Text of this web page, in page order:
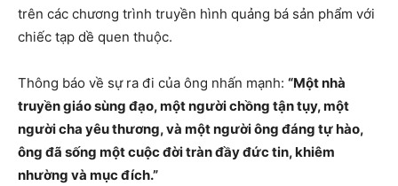
trên các chương trình truyền hình quảng bá sản phẩm với
chiếc tạp dề quen thuộc.
Thông báo về sự ra đi của ông nhấn mạnh: “Một nhà
truyền giáo sùng đạo, một người chồng tận tụy, một
người cha yêu thương, và một người ông đáng tự hào,
ông đã sống một cuộc đời tràn đầy đức tin, khiêm
nhường và mục đích.”